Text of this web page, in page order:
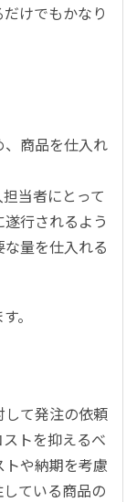
けでもかなり
商品を仕入れ
当者にとって
行されるよう
量を仕入れる
。
て発注の依頼
トを抑えるべ
や納期を考慮
ている商品の